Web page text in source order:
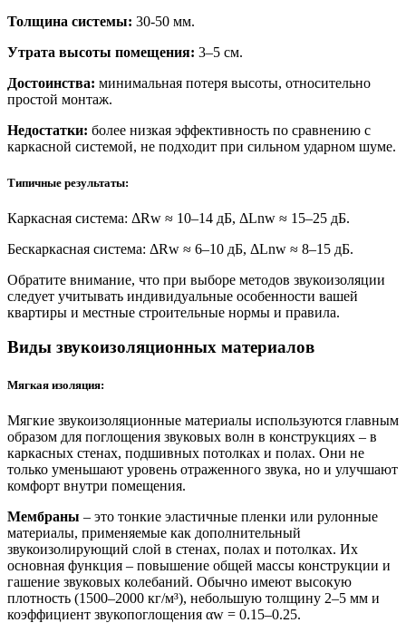
Толщина системы: 30-50 мм.
Утрата высоты помещения: 3–5 см.
Достоинства: минимальная потеря высоты, относительно
простой монтаж.
Недостатки: более низкая эффективность по сравнению с
каркасной системой, не подходит при сильном ударном шуме.
Типичные результаты:
Каркасная система: ΔRw ≈ 10–14 дБ, ΔLnw ≈ 15–25 дБ.
Бескаркасная система: ΔRw ≈ 6–10 дБ, ΔLnw ≈ 8–15 дБ.
Обратите внимание, что при выборе методов звукоизоляции
следует учитывать индивидуальные особенности вашей
квартиры и местные строительные нормы и правила.
Виды звукоизоляционных материалов
Мягкая изоляция:
Мягкие звукоизоляционные материалы используются главным
образом для поглощения звуковых волн в конструкциях – в
каркасных стенах, подшивных потолках и полах. Они не
только уменьшают уровень отраженного звука, но и улучшают
комфорт внутри помещения.
Мембраны – это тонкие эластичные пленки или рулонные
материалы, применяемые как дополнительный
звукоизолирующий слой в стенах, полах и потолках. Их
основная функция – повышение общей массы конструкции и
гашение звуковых колебаний. Обычно имеют высокую
плотность (1500–2000 кг/м³), небольшую толщину 2–5 мм и
коэффициент звукопоглощения αw = 0.15–0.25.